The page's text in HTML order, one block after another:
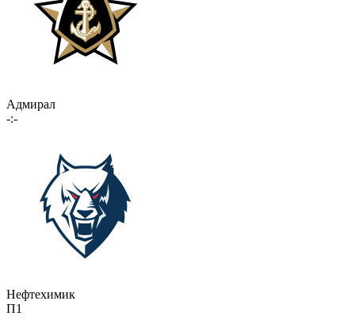
Адмирал
-:-
Нефтехимик
П1